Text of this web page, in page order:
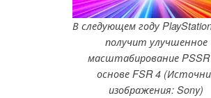
В следующем году
получит улучшенное
масштабирование
основе FSR 4
изображения: Sony)